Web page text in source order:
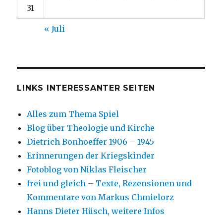
31
« Juli
LINKS INTERESSANTER SEITEN
Alles zum Thema Spiel
Blog über Theologie und Kirche
Dietrich Bonhoeffer 1906 – 1945
Erinnerungen der Kriegskinder
Fotoblog von Niklas Fleischer
frei und gleich – Texte, Rezensionen und
Kommentare von Markus Chmielorz
Hanns Dieter Hüsch, weitere Infos